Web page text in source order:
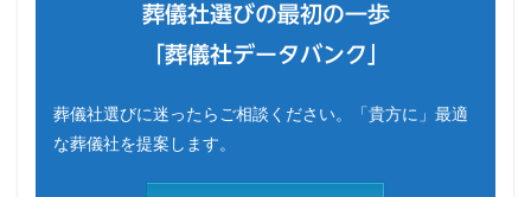
葬儀社選びの最初の一歩
「葬儀社データバンク」
葬儀社選びに迷ったらご相談ください。「貴方に」最適
な葬儀社を提案します。